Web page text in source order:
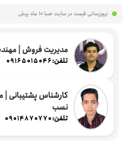
بروزرسانی قیمت در سایت صبا10 ماه پیش
مدیریت فروش |
تلفن:09165015046
کارشناس پشتیبانی
نسب
تلفن:09014870770